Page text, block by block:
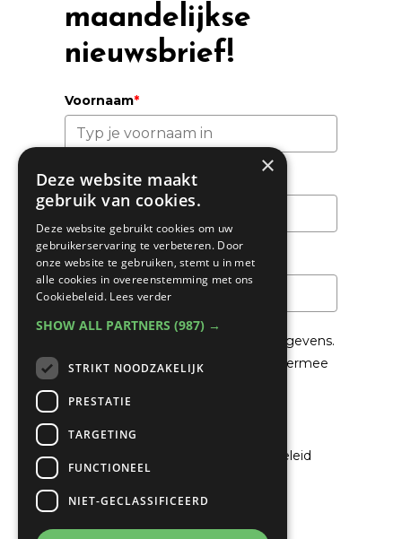
maandelijkse
nieuwsbrief!
Voornaam*
Achternaam
Email*
We gaan voorzichtig om met je gegevens.
Lees in hetPrivacybeleid
hoe we hiermee
Ik ga akkoord met het privacybeleid
×
Deze website maakt
gebruik van cookies.
Deze website gebruikt cookies om uw
gebruikerservaring te verbeteren. Door
onze website te gebruiken, stemt u in met
alle cookies in overeenstemming met ons
Cookiebeleid. Lees verder
SHOW ALL PARTNERS (987) →
STRIKT NOODZAKELIJK
PRESTATIE
TARGETING
FUNCTIONEEL
NIET-GECLASSIFICEERD